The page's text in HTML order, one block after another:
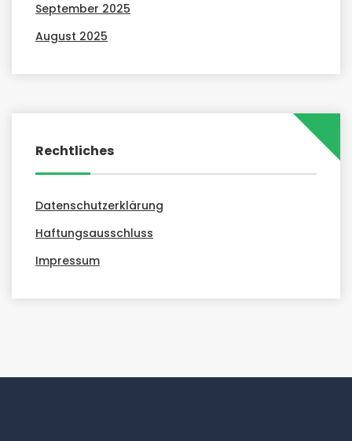
September 2025
August 2025
Rechtliches
Datenschutzerklärung
Haftungsausschluss
Impressum